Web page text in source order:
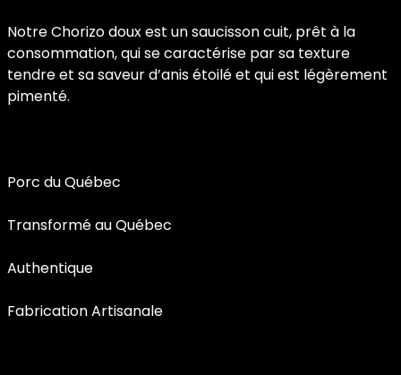
Notre Chorizo doux est un saucisson cuit, prêt à la
consommation, qui se caractérise par sa texture
tendre et sa saveur d’anis étoilé et qui est légèrement
pimenté.
Porc du Québec
Transformé au Québec
Authentique
Fabrication Artisanale